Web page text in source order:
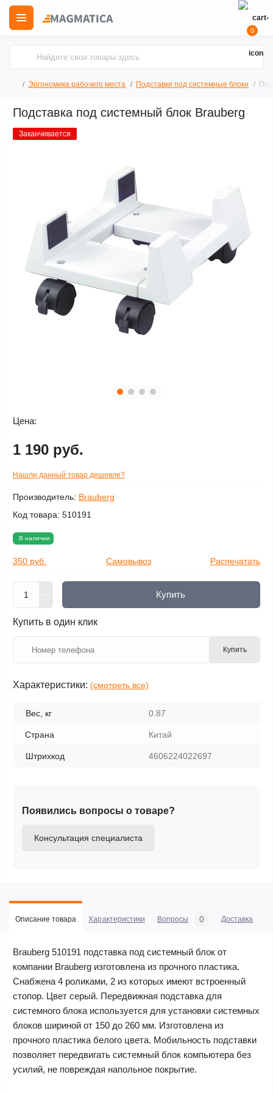
0
Эргономика рабочего места Подставки под системные блоки
Подставка под системный блок Brauberg
Заканчивается
Производитель: Brauberg
Код товара: 510191
В наличии
350 руб. Самовывоз Распечатать
Цена:
1 190 руб.
Нашли данный товар дешевле?
Купить
Купить в один клик
Купить
Характеристики: (смотреть все)
Вес, кг 0.87
Страна Китай
Штрихкод 4606224022697
Появились вопросы о товаре?
Консультация специалиста
Описание товара Характеристики Вопросы 0 Доставка
Brauberg 510191 подставка под системный блок от
компании Brauberg изготовлена из прочного пластика.
Снабжена 4 роликами, 2 из которых имеют встроенный
стопор. Цвет серый. Передвижная подставка для
системного блока используется для установки системных
блоков шириной от 150 до 260 мм. Изготовлена из
прочного пластика белого цвета. Мобильность подставки
позволяет передвигать системный блок компьютера без
усилий, не повреждая напольное покрытие.